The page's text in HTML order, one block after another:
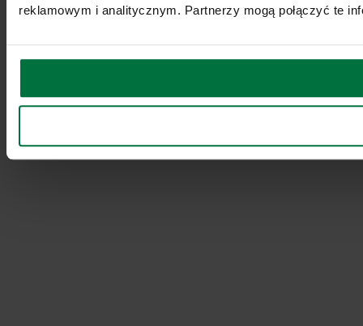
reklamowym i analitycznym. Partnerzy mogą połączyć te